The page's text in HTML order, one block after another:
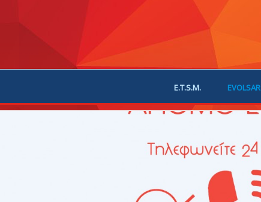
E.T.S.M. EVOLSAR